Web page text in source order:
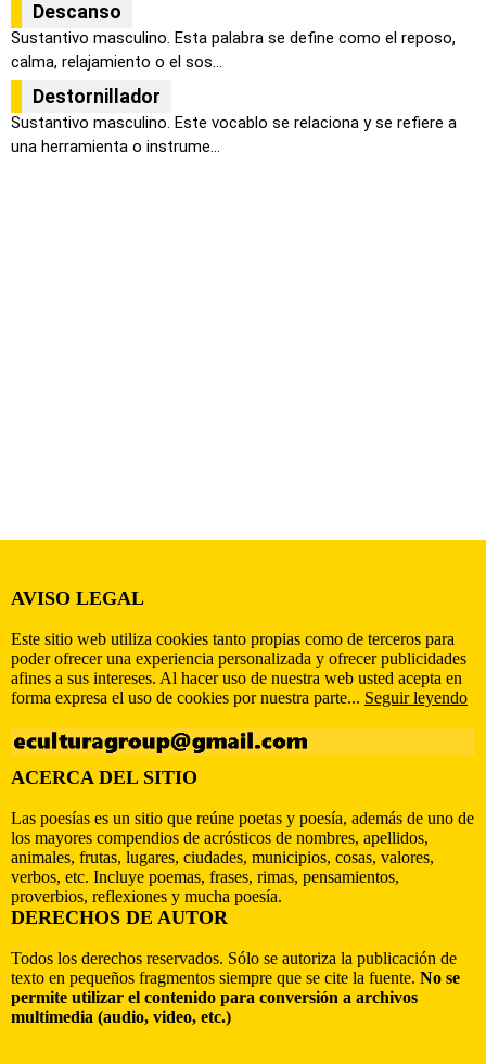
Descanso
Sustantivo masculino. Esta palabra se define como el reposo,
calma, relajamiento o el sos...
Destornillador
Sustantivo masculino. Este vocablo se relaciona y se refiere a
una herramienta o instrume...
AVISO LEGAL
Este sitio web utiliza cookies tanto propias como de terceros para
poder ofrecer una experiencia personalizada y ofrecer publicidades
afines a sus intereses. Al hacer uso de nuestra web usted acepta en
forma expresa el uso de cookies por nuestra parte... Seguir leyendo
ACERCA DEL SITIO
Las poesías es un sitio que reúne poetas y poesía, además de uno de
los mayores compendios de acrósticos de nombres, apellidos,
animales, frutas, lugares, ciudades, municipios, cosas, valores,
verbos, etc. Incluye poemas, frases, rimas, pensamientos,
proverbios, reflexiones y mucha poesía.
DERECHOS DE AUTOR
Todos los derechos reservados. Sólo se autoriza la publicación de
texto en pequeños fragmentos siempre que se cite la fuente. No se
permite utilizar el contenido para conversión a archivos
multimedia (audio, video, etc.)